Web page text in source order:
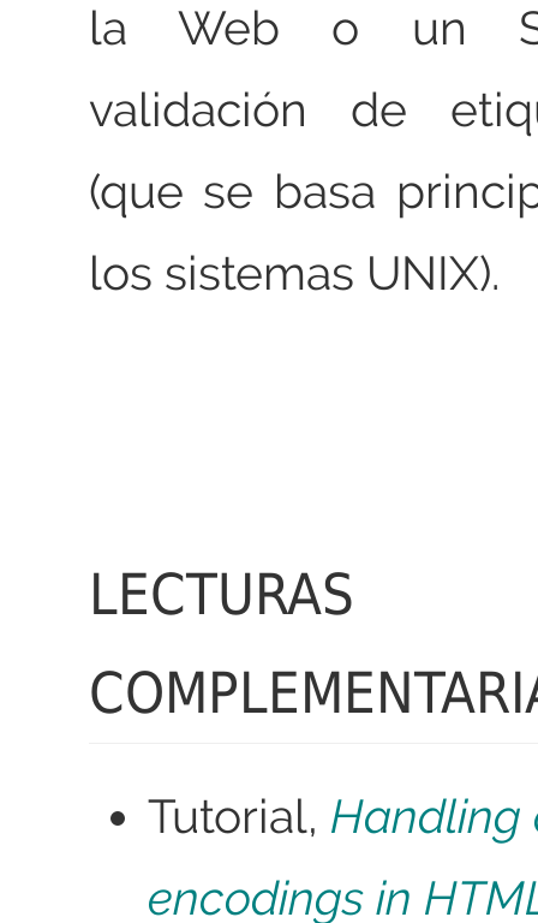
la Web o un
validación de
(que se basa
los sistemas UNIX).
LECTURAS
Tutorial, Handling
encodings in